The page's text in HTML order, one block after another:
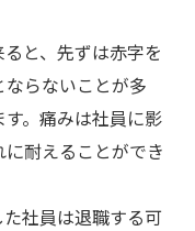
と、先ずは赤字を
らないことが多
。痛みは社員に影
耐えることができ
社員は退職する可